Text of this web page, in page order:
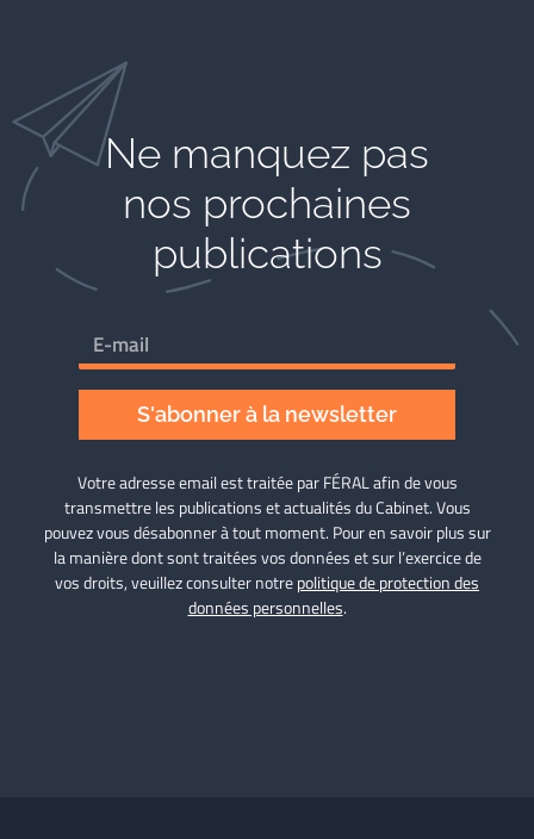
Ne manquez pas
nos prochaines
publications
S'abonner à la newsletter
Votre adresse email est traitée par FÉRAL afin de vous
transmettre les publications et actualités du Cabinet. Vous
pouvez vous désabonner à tout moment. Pour en savoir plus sur
la manière dont sont traitées vos données et sur l’exercice de
vos droits, veuillez consulter notrepolitique de protection des
données personnelles.